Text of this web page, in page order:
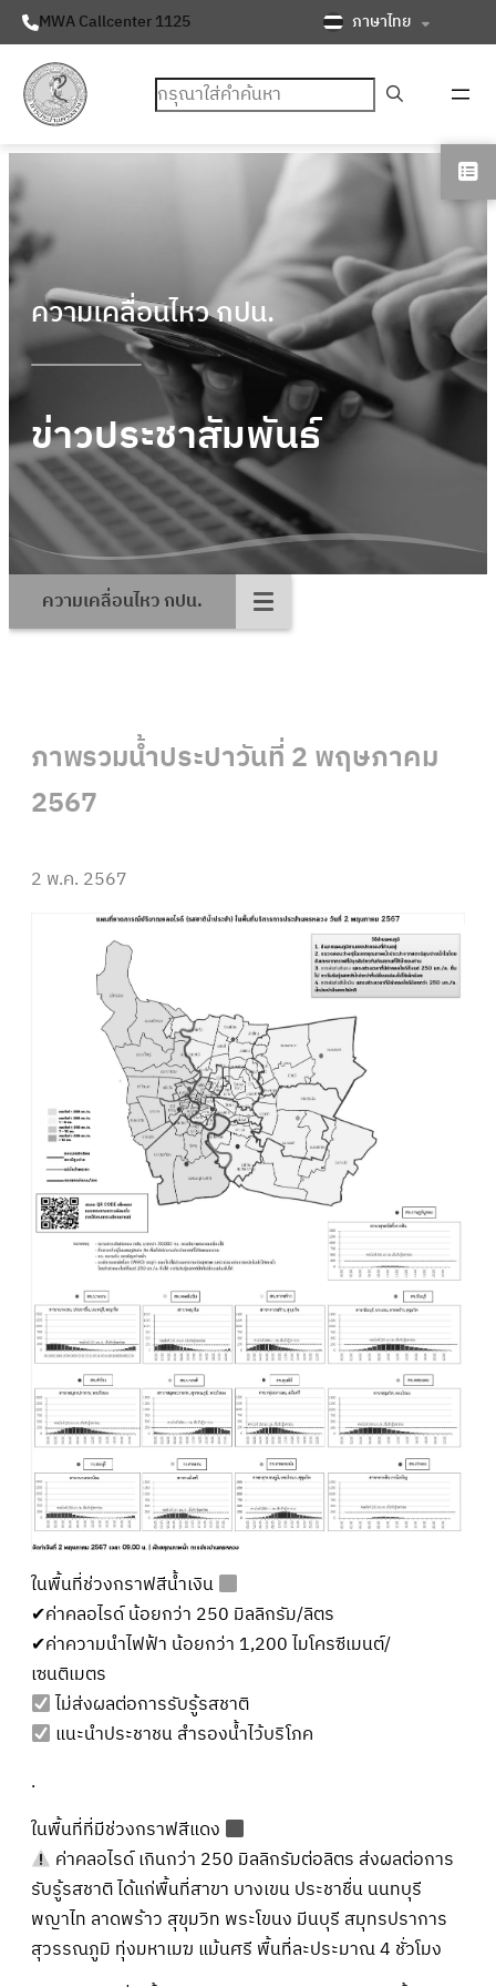
MWA Callcenter 1125 ภาษาไทย
ค้นหา
ความเคลื่อนไหว กปน.
ข่าวประชาสัมพันธ์
ความเคลื่อนไหว กปน.
ภาพรวมน้ำประปาวันที่ 2 พฤษภาคม
2567
2 พ.ค. 2567
ในพื้นที่ช่วงกราฟสีน้ำเงิน
✔ค่าคลอไรด์ น้อยกว่า 250 มิลลิกรัม/ลิตร
✔ค่าความนำไฟฟ้า น้อยกว่า 1,200 ไมโครซีเมนต์/
เซนติเมตร
ไม่ส่งผลต่อการรับรู้รสชาติ
แนะนำประชาชน สำรองน้ำไว้บริโภค
.
ในพื้นที่ที่มีช่วงกราฟสีแดง
ค่าคลอไรด์ เกินกว่า 250 มิลลิกรัมต่อลิตร ส่งผลต่อการ
รับรู้รสชาติ ได้แก่พื้นที่สาขา บางเขน ประชาชื่น นนทบุรี
พญาไท ลาดพร้าว สุขุมวิท พระโขนง มีนบุรี สมุทรปราการ
สุวรรณภูมิ ทุ่งมหาเมฆ แม้นศรี พื้นที่ละประมาณ 4 ชั่วโมง